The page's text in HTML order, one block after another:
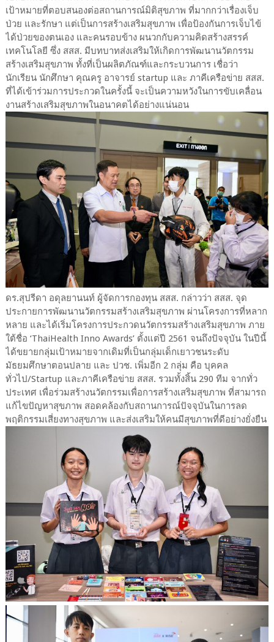
เป้าหมายที่ตอบสนองต่อสถานการณ์มิติสุขภาพ ที่มากกว่าเรื่องเจ็บ
ป่วย และรักษา แต่เป็นการสร้างเสริมสุขภาพ เพื่อป้องกันการเจ็บไข้
ได้ป่วยของตนเอง และคนรอบข้าง ผนวกกับความคิดสร้างสรรค์
เทคโนโลยี ซึ่ง สสส. มีบทบาทส่งเสริมให้เกิดการพัฒนานวัตกรรม
สร้างเสริมสุขภาพ ทั้งที่เป็นผลิตภัณฑ์และกระบวนการ เชื่อว่า
นักเรียน นักศึกษา คุณครู อาจารย์ startup และ ภาคีเครือข่าย สสส.
ที่ได้เข้าร่วมการประกวดในครั้งนี้ จะเป็นความหวังในการขับเคลื่อน
งานสร้างเสริมสุขภาพในอนาคตได้อย่างแน่นอน
ดร.สุปรีดา อดุลยานนท์ ผู้จัดการกองทุน สสส. กล่าวว่า สสส. จุด
ประกายการพัฒนานวัตกรรมสร้างเสริมสุขภาพ ผ่านโครงการที่หลาก
หลาย และได้เริ่มโครงการประกวดนวัตกรรมสร้างเสริมสุขภาพ ภาย
ใต้ชื่อ ‘ThaiHealth Inno Awards’ ตั้งแต่ปี 2561 จนถึงปัจจุบัน ในปีนี้
ได้ขยายกลุ่มเป้าหมายจากเดิมที่เป็นกลุ่มเด็กเยาวชนระดับ
มัธยมศึกษาตอนปลาย และ ปวช. เพิ่มอีก 2 กลุ่ม คือ บุคคล
ทั่วไป/Startup และภาคีเครือข่าย สสส. รวมทั้งสิ้น 290 ทีม จากทั่ว
ประเทศ เพื่อร่วมสร้างนวัตกรรมเพื่อการสร้างเสริมสุขภาพ ที่สามารถ
แก้ไขปัญหาสุขภาพ สอดคล้องกับสถานการณ์ปัจจุบันในการลด
พฤติกรรมเสี่ยงทางสุขภาพ และส่งเสริมให้คนมีสุขภาพที่ดีอย่างยั่งยืน